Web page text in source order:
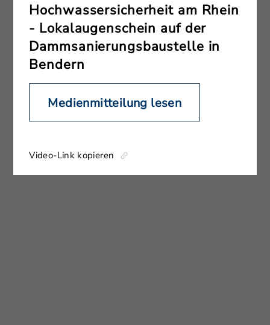
Hochwassersicherheit am Rhein
- Lokalaugenschein auf der
Dammsanierungsbaustelle in
Bendern
Medienmitteilung lesen
Video-Link kopieren